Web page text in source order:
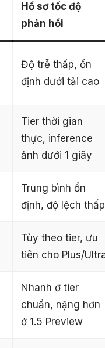
Hồ sơ tốc độ
phản hồi
Độ trễ thấp, ổn
định dưới tải cao
Tier thời gian
thực, inference
ảnh dưới 1 giây
Trung bình ổn
định, độ lệch thấp
Tùy theo tier, ưu
tiên cho Plus/
Nhanh ở tier
chuẩn, nặng hơn
ở 1.5 Preview